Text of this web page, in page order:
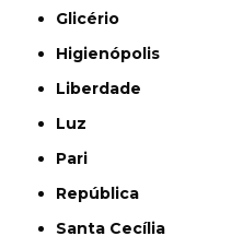
Glicério
Higienópolis
Liberdade
Luz
Pari
República
Santa Cecília